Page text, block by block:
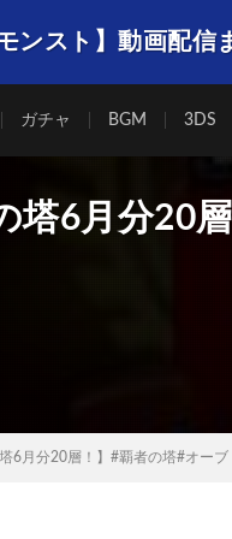
ンスト】動画配信
ガチャ BGM 3DS
塔6月分20
6月分20層！】#覇者の塔#オーブ